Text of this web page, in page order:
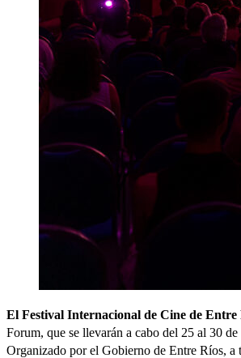
El Festival Internacional de Cine de
Forum, que se llevarán a cabo del 25 al 30
Organizado por el Gobierno de Entre Ríos,